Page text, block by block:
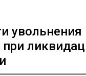
увольнения
при